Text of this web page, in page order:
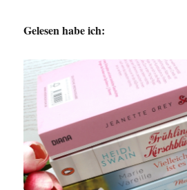
Gelesen habe ich: